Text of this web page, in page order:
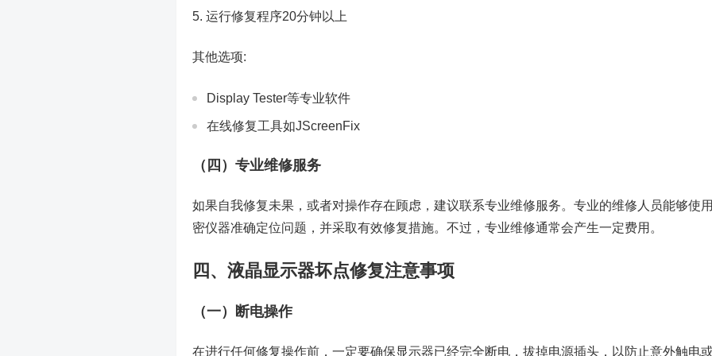
运行修复程序20分钟以上
其他选项:
Display Tester等专业软件
在线修复工具如JScreenFix
（四）专业维修服务
如果自我修复未果，或者对操作存在顾虑，建议联系专业维修服务。专业的维修人员能够使
密仪器准确定位问题，并采取有效修复措施。不过，专业维修通常会产生一定费用。
四、液晶显示器坏点修复注意事项
（一）断电操作
在进行任何修复操作前，一定要确保显示器已经完全断电，拔掉电源插头，以防止意外触电